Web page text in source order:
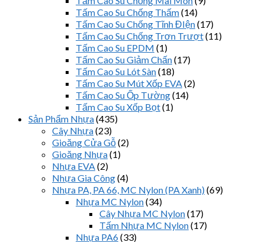
Tấm Cao Su Chống Thấm(14)
Tấm Cao Su Chống Tĩnh ĐIện(17)
Tấm Cao Su Chống Trơn Trượt(11)
Tấm Cao Su EPDM (1)
Tấm Cao Su Giảm Chấn(17)
Tấm Cao Su Lót Sàn(18)
Tấm Cao Su Mút Xốp EVA(2)
Tấm Cao Su Ốp Tường(14)
Tấm Cao Su Xốp Bọt(1)
Sản Phẩm Nhựa(435)
Cây Nhựa(23)
Gioăng Cửa Gỗ(2)
Gioăng Nhựa(1)
Nhựa EVA(2)
Nhựa Gia Công(4)
Nhựa PA, PA 66, MC Nylon (PA Xanh)(69)
Nhựa MC Nylon(34)
Cây Nhựa MC Nylon(17)
Tấm Nhựa MC Nylon(17)
Nhựa PA6(33)